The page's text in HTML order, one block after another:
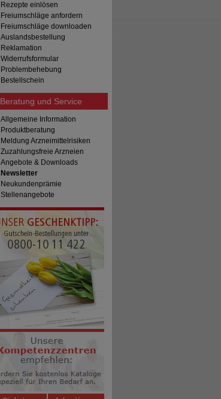
Rezepte einlösen
Freiumschläge anfordern
Freiumschläge downloaden
Auslandsbestellung
Reklamation
Widerrufsformular
Problembehebung
Bestellschein
Beratung und Service
Allgemeine Information
Produktberatung
Meldung Arzneimittelrisiken
Zuzahlungsfreie Arzneien
Angebote & Downloads
Newsletter
Neukundenprämie
Stellenangebote